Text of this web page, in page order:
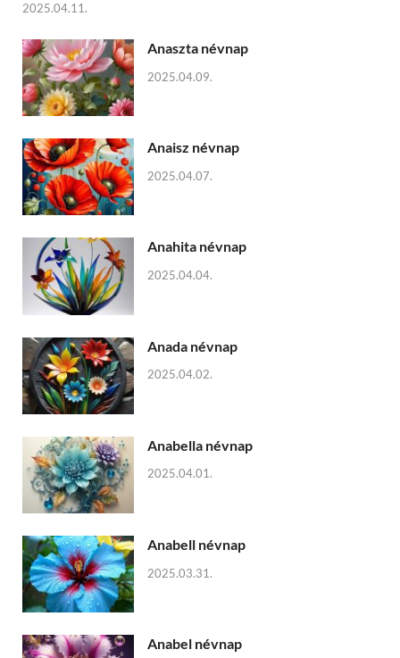
2025.04.11.
Anaszta névnap
2025.04.09.
Anaisz névnap
2025.04.07.
Anahita névnap
2025.04.04.
Anada névnap
2025.04.02.
Anabella névnap
2025.04.01.
Anabell névnap
2025.03.31.
Anabel névnap